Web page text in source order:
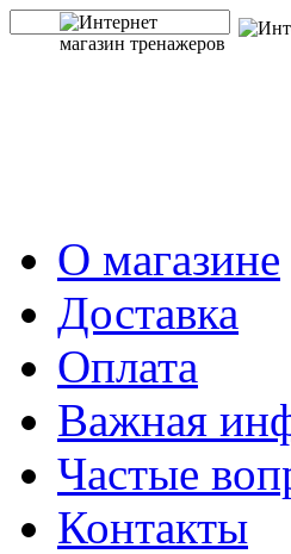
О магазине
Доставка
Оплата
Важная
Частые
Контакты